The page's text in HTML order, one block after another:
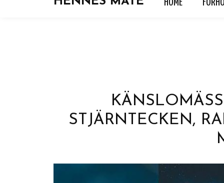
HOME
STJÄRNTECKEN,